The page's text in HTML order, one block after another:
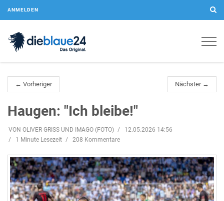
ANMELDEN
← Vorheriger Nächster →
Haugen: "Ich bleibe!"
VON OLIVER GRISS UND IMAGO (FOTO)
12.05.2026 14:56
1 Minute Lesezeit
208 Kommentare